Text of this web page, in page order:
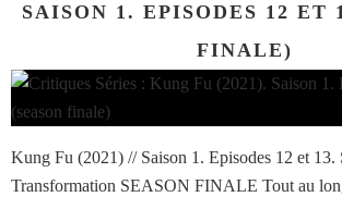
SAISON 1. EPISODES 12 ET
FINALE)
Kung Fu (2021) // Saison 1. Episodes 12 et 13.
Transformation SEASON FINALE Tout au